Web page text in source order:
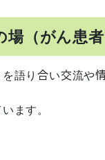
（がん患者
語り合い交流や
ます。